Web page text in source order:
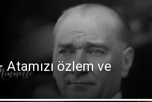
özlem ve